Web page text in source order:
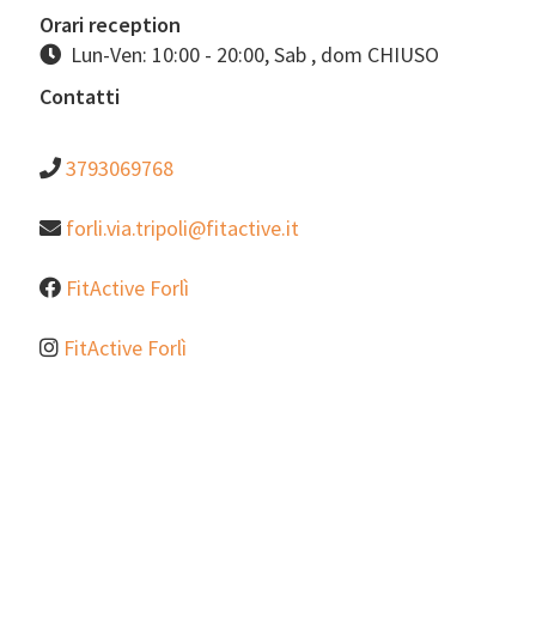
Orari reception
Lun-Ven: 10:00 - 20:00, Sab , dom CHIUSO
Contatti
3793069768
forli.via.tripoli@fitactive.it
FitActive Forlì
FitActive Forlì